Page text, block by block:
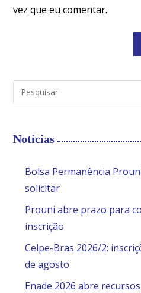
vez que eu comentar.
Notícias
Bolsa Permanência
solicitar
Prouni abre prazo para
inscrição
Celpe-Bras 2026/2:
de agosto
Enade 2026 abre